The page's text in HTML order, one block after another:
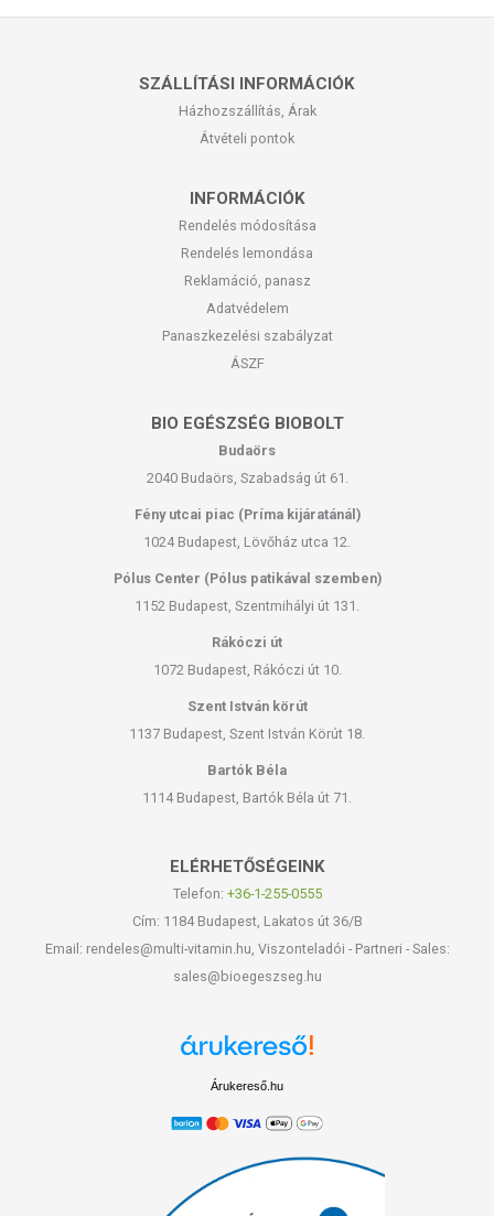
SZÁLLÍTÁSI INFORMÁCIÓK
Házhozszállítás, Árak
Átvételi pontok
INFORMÁCIÓK
Rendelés módosítása
Rendelés lemondása
Reklamáció, panasz
Adatvédelem
Panaszkezelési szabályzat
ÁSZF
BIO EGÉSZSÉG BIOBOLT
Budaörs
2040 Budaörs, Szabadság út 61.
Fény utcai piac (Príma kijáratánál)
1024 Budapest, Lövőház utca 12.
Pólus Center (Pólus patikával szemben)
1152 Budapest, Szentmihályi út 131.
Rákóczi út
1072 Budapest, Rákóczi út 10.
Szent István körút
1137 Budapest, Szent István Körút 18.
Bartók Béla
1114 Budapest, Bartók Béla út 71.
ELÉRHETŐSÉGEINK
Telefon: +36-1-255-0555
Cím: 1184 Budapest, Lakatos út 36/B
Email: rendeles@multi-vitamin.hu, Viszonteladói - Partneri - Sales:
sales@bioegeszseg.hu
Árukereső.hu